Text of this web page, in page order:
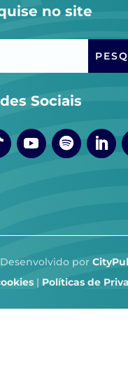
no site
Sociais
por
| Políticas de